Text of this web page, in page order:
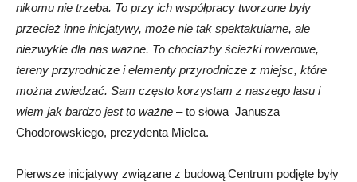
nikomu nie trzeba. To przy ich współpracy tworzone były
przecież inne inicjatywy, może nie tak spektakularne, ale
niezwykle dla nas ważne. To chociażby ścieżki rowerowe,
tereny przyrodnicze i elementy przyrodnicze z miejsc, które
można zwiedzać. Sam często korzystam z naszego lasu i
wiem jak bardzo jest to ważne – to słowa Janusza
Chodorowskiego, prezydenta Mielca.
Pierwsze inicjatywy związane z budową Centrum podjęte były